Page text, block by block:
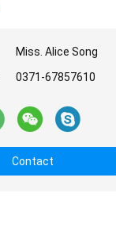
Miss. Alice Song
0371-67857610
Contact